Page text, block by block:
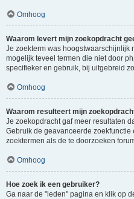
Omhoog
Waarom levert mijn zoekopdracht
Je zoekterm was hoogstwaarschijnlijk
mogelijk teveel termen die niet door
specifieker en gebruik, bij uitgebreid
Omhoog
Waarom resulteert mijn
Je zoekopdracht gaf meer resultaten
Gebruik de geavanceerde
zoektermen als de te doorzoeken
Omhoog
Hoe zoek ik een gebruiker?
Ga naar de "leden" pagina en klik op